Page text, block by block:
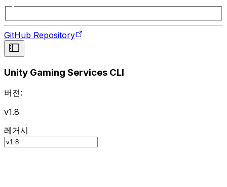
GitHub Repository
Unity Gaming Services CLI
버전:
v1.8
레거시